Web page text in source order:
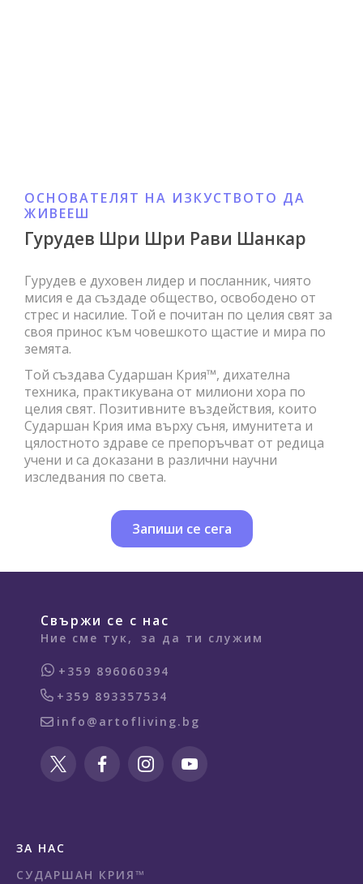
ОСНОВАТЕЛЯТ НА ИЗКУСТВОТО ДА
ЖИВЕЕШ
Гурудев Шри Шри Рави Шанкар
Гурудев е духовен лидер и посланник, чиято
мисия е да създаде общество, освободено от
стрес и насилие. Той е почитан по целия свят за
своя принос към човешкото щастие и мира по
земята.
Той създава Сударшан Крия™, дихателна
техника, практикувана от милиони хора по
целия свят. Позитивните въздействия, които
Сударшан Крия има върху съня, имунитета и
цялостното здраве се препоръчват от редица
учени и са доказани в различни научни
изследвания по света.
Запиши се сега
Свържи се с нас
Ние сме тук, за да ти служим
+359 896060394
+359 893357534
info@artofliving.bg
ЗА НАС
СУДАРШАН КРИЯ™